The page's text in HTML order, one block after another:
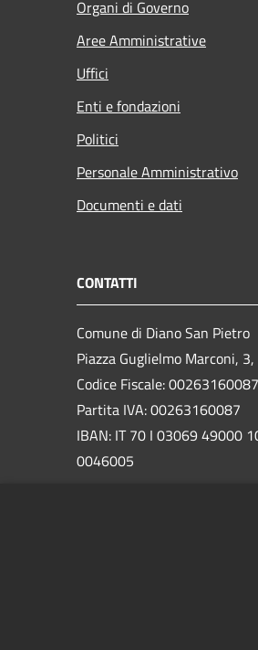
Organi di Governo
Aree Amministrative
Uffici
Enti e fondazioni
Politici
Personale Amministrativo
Documenti e dati
CONTATTI
Comune di Diano San Pietro
Piazza Guglielmo Marconi,
Codice Fiscale: 00263160087
Partita IVA: 00263160087
IBAN: IT 70 I 03069 49000
0046005